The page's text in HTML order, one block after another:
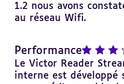
1.2 nous avons
au réseau Wifi.
Performancenote : 3
Le Victor Reader
interne est développé